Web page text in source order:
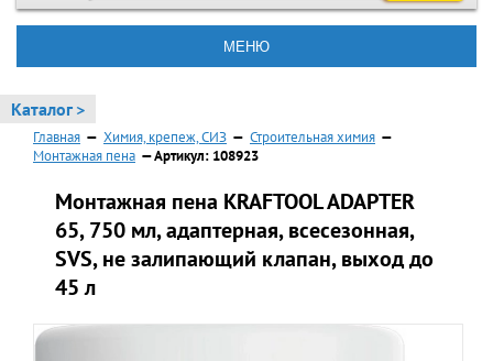
МЕНЮ
Каталог >
Главная — Химия, крепеж, СИЗ — Строительная химия —
Монтажная пена — Артикул: 108923
Монтажная пена KRAFTOOL ADAPTER
65, 750 мл, адаптерная, всесезонная,
SVS, не залипающий клапан, выход до
45 л